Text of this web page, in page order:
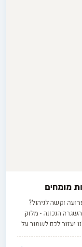
מומחים
וקשה לניהול?
הנכונה - מלוק
יעזור לכם לשמור על
מושלמת!